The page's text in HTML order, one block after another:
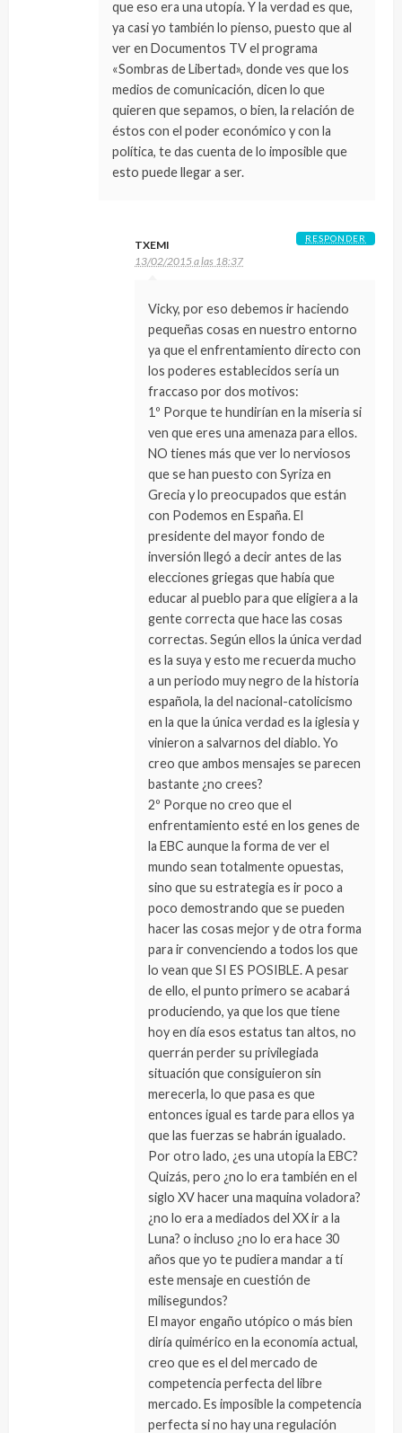
que eso era una utopía. Y la verdad es que,
ya casi yo también lo pienso, puesto que al
ver en Documentos TV el programa
«Sombras de Libertad», donde ves que los
medios de comunicación, dicen lo que
quieren que sepamos, o bien, la relación de
éstos con el poder económico y con la
política, te das cuenta de lo imposible que
esto puede llegar a ser.
TXEMI
13/02/2015 a las 18:37
Vicky, por eso debemos ir haciendo
pequeñas cosas en nuestro entorno
ya que el enfrentamiento directo con
los poderes establecidos sería un
fraccaso por dos motivos:
1º Porque te hundirían en la miseria si
ven que eres una amenaza para ellos.
NO tienes más que ver lo nerviosos
que se han puesto con Syriza en
Grecia y lo preocupados que están
con Podemos en España. El
presidente del mayor fondo de
inversión llegó a decir antes de las
elecciones griegas que había que
educar al pueblo para que eligiera a la
gente correcta que hace las cosas
correctas. Según ellos la única verdad
es la suya y esto me recuerda mucho
a un periodo muy negro de la historia
española, la del nacional-catolicismo
en la que la única verdad es la iglesia y
vinieron a salvarnos del diablo. Yo
creo que ambos mensajes se parecen
bastante ¿no crees?
2º Porque no creo que el
enfrentamiento esté en los genes de
la EBC aunque la forma de ver el
mundo sean totalmente opuestas,
sino que su estrategia es ir poco a
poco demostrando que se pueden
hacer las cosas mejor y de otra forma
para ir convenciendo a todos los que
lo vean que SI ES POSIBLE. A pesar
de ello, el punto primero se acabará
produciendo, ya que los que tiene
hoy en día esos estatus tan altos, no
querrán perder su privilegiada
situación que consiguieron sin
merecerla, lo que pasa es que
entonces igual es tarde para ellos ya
que las fuerzas se habrán igualado.
Por otro lado, ¿es una utopía la EBC?
Quizás, pero ¿no lo era también en el
siglo XV hacer una maquina voladora?
¿no lo era a mediados del XX ir a la
Luna? o incluso ¿no lo era hace 30
años que yo te pudiera mandar a tí
este mensaje en cuestión de
milisegundos?
El mayor engaño utópico o más bien
diría quimérico en la economía actual,
creo que es el del mercado de
competencia perfecta del libre
mercado. Es imposible la competencia
perfecta si no hay una regulación
RESPONDER